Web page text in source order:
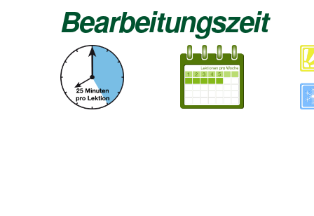
Bearbeitungszeit